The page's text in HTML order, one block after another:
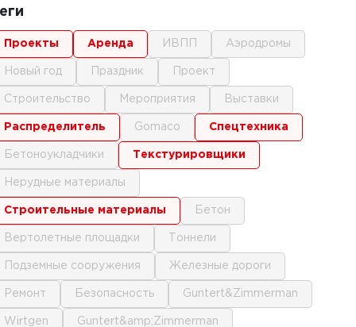
проекты аренда ИВПП аэродромы
новый год праздник проект
строительство мероприятия выставки
распределитель gomaco спецтехника
бетоноукладчики текстурировщики
нерудные материалы
строительные материалы бетон
вертолетные площадки тоннели
подземные сооружения железные дороги
ремонт безопасность Guntert&Zimmerman
Wirtgen Guntert&amp;Zimmerman